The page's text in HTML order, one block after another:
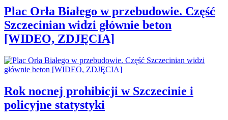
Plac Orła Białego w przebudowie. Część
Szczecinian widzi głównie beton
[WIDEO, ZDJĘCIA]
Rok nocnej prohibicji w Szczecinie i
policyjne statystyki